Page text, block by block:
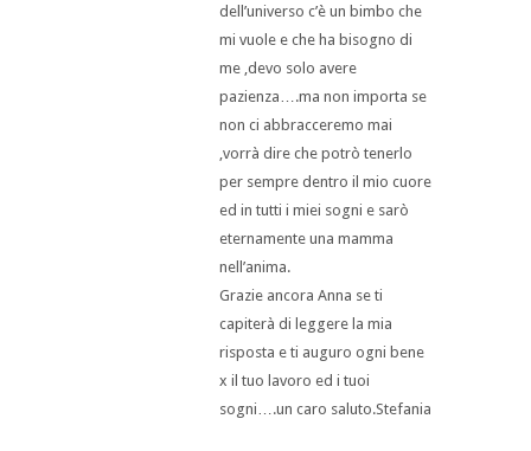
dell’universo c’è un bimbo che
mi vuole e che ha bisogno di
me ,devo solo avere
pazienza….ma non importa se
non ci abbracceremo mai
,vorrà dire che potrò tenerlo
per sempre dentro il mio cuore
ed in tutti i miei sogni e sarò
eternamente una mamma
nell’anima.
Grazie ancora Anna se ti
capiterà di leggere la mia
risposta e ti auguro ogni bene
x il tuo lavoro ed i tuoi
sogni….un caro saluto.Stefania